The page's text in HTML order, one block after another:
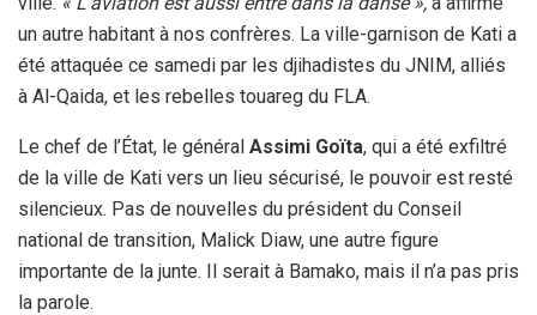
un autre habitant à nos confrères. La ville-garnison de Kati a
été attaquée ce samedi par les djihadistes du JNIM, alliés
à Al-Qaida, et les rebelles touareg du FLA.
Le chef de l’État, le général Assimi Goïta, qui a été exfiltré
de la ville de Kati vers un lieu sécurisé, le pouvoir est resté
silencieux. Pas de nouvelles du président du Conseil
national de transition, Malick Diaw, une autre figure
importante de la junte. Il serait à Bamako, mais il n’a pas pris
la parole.